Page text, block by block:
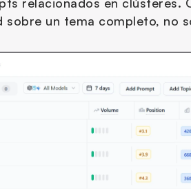
sobre un tema completo, no